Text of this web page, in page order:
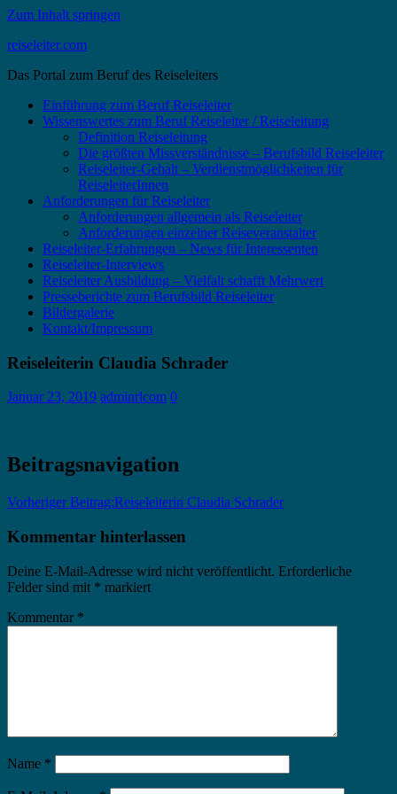
Zum Inhalt springen
reiseleiter.com
Das Portal zum Beruf des Reiseleiters
Einführung zum Beruf Reiseleiter
Wissenswertes zum Beruf Reiseleiter / Reiseleitung
Definition Reiseleitung
Die größten Missverständnisse – Berufsbild Reiseleiter
Reiseleiter-Gehalt – Verdienstmöglichkeiten für
ReiseleiterInnen
Anforderungen für Reiseleiter
Anforderungen allgemein als Reiseleiter
Anforderungen einzelner Reiseveranstalter
Reiseleiter-Erfahrungen – News für Interessenten
Reiseleiter-Interviews
Reiseleiter Ausbildung – Vielfalt schafft Mehrwert
Presseberichte zum Berufsbild Reiseleiter
Bildergalerie
Kontakt/Impressum
Reiseleiterin Claudia Schrader
Januar 23, 2019 adminrlcom 0
Beitragsnavigation
Vorheriger Beitrag:Reiseleiterin Claudia Schrader
Kommentar hinterlassen
Deine E-Mail-Adresse wird nicht veröffentlicht. Erforderliche
Felder sind mit * markiert
Kommentar *
Name *